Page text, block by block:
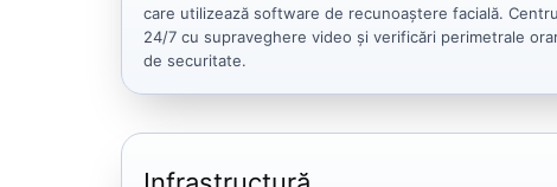
care utilizează software de recunoaștere facială.
24/7 cu supraveghere video și verificări perimetrale
de securitate.